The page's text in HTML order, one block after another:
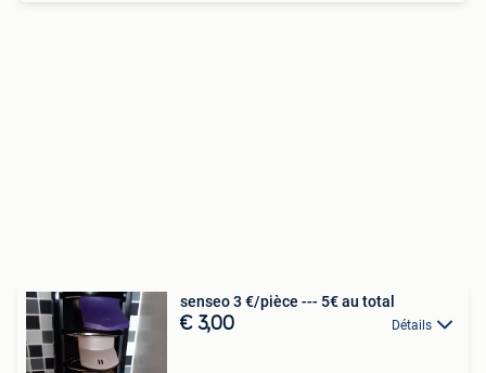
senseo 3 €/pièce --- 5€ au total
€ 3,00 Détails